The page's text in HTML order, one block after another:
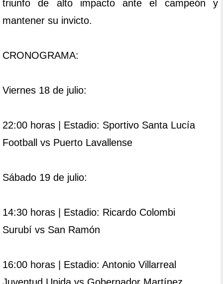
triunfo de alto impacto ante el campeón y
mantener su invicto.
CRONOGRAMA:
Viernes 18 de julio:
22:00 horas | Estadio: Sportivo Santa Lucía
Football vs Puerto Lavallense
Sábado 19 de julio:
14:30 horas | Estadio: Ricardo Colombi
Surubí vs San Ramón
16:00 horas | Estadio: Antonio Villarreal